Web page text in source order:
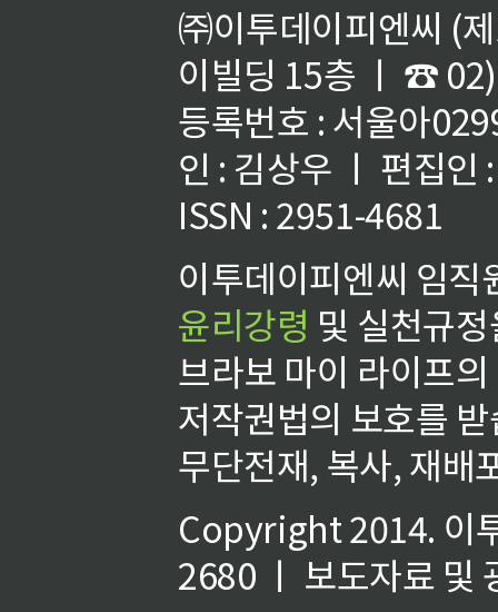
㈜이투데이피엔씨 (
이빌딩 15층 ㅣ ☎
등록번호 : 서울아
인 : 김상우 ㅣ 편집인
ISSN : 2951-4681
이투데이피엔씨 임
윤리강령 및 실천규
브라보 마이 라이프
저작권법의 보호를
무단전재, 복사, 재배
Copyright 2014. 이
2680 ㅣ 보도자료